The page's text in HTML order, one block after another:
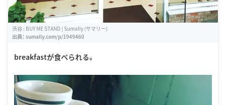
渋谷 : BUY ME STAND | Sumally (サマリー)
出典： sumally.com/p/1949460
breakfastが食べられる。